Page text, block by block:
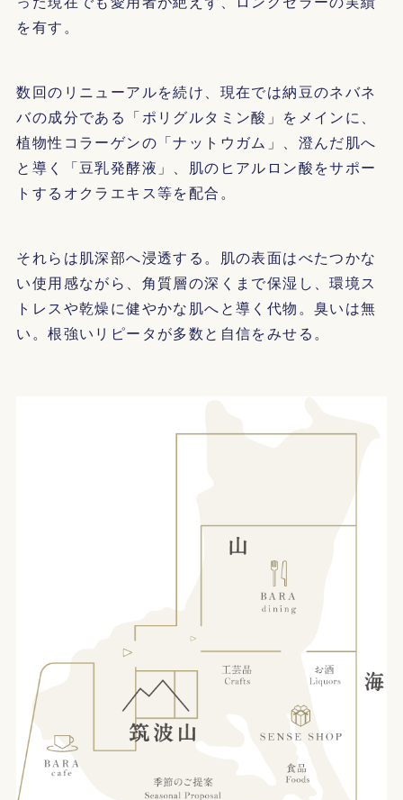
を有す。
数回のリニューアルを続け、現在では納豆のネバネ
バの成分である「ポリグルタミン酸」をメインに、
植物性コラーゲンの「ナットウガム」、澄んだ肌へ
と導く「豆乳発酵液」、肌のヒアルロン酸をサポー
トするオクラエキス等を配合。
それらは肌深部へ浸透する。肌の表面はべたつかな
い使用感ながら、角質層の深くまで保湿し、環境ス
トレスや乾燥に健やかな肌へと導く代物。臭いは無
い。根強いリピータが多数と自信をみせる。